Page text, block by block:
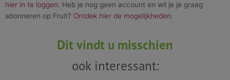
hier in te loggen. Heb je nog geen account en wil je je graag
abonneren op Fruit? Ontdek hier de mogelijkheden.
Dit vindt u misschien
ook interessant: